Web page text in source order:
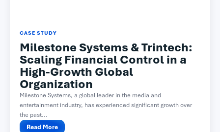
CASE STUDY
Milestone Systems & Trintech:
Scaling Financial Control in a
High-Growth Global
Organization
Milestone Systems, a global leader in the media and
entertainment industry, has experienced significant growth over
the past...
Read More